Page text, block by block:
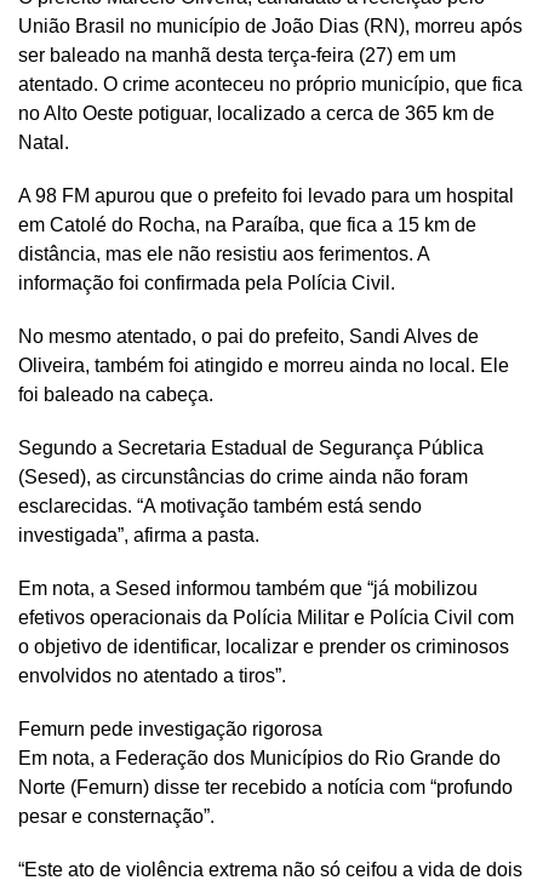
União Brasil no município de João Dias (RN), morreu após
ser baleado na manhã desta terça-feira (27) em um
atentado. O crime aconteceu no próprio município, que fica
no Alto Oeste potiguar, localizado a cerca de 365 km de
Natal.
A 98 FM apurou que o prefeito foi levado para um hospital
em Catolé do Rocha, na Paraíba, que fica a 15 km de
distância, mas ele não resistiu aos ferimentos. A
informação foi confirmada pela Polícia Civil.
No mesmo atentado, o pai do prefeito, Sandi Alves de
Oliveira, também foi atingido e morreu ainda no local. Ele
foi baleado na cabeça.
Segundo a Secretaria Estadual de Segurança Pública
(Sesed), as circunstâncias do crime ainda não foram
esclarecidas. “A motivação também está sendo
investigada”, afirma a pasta.
Em nota, a Sesed informou também que “já mobilizou
efetivos operacionais da Polícia Militar e Polícia Civil com
o objetivo de identificar, localizar e prender os criminosos
envolvidos no atentado a tiros”.
Femurn pede investigação rigorosa
Em nota, a Federação dos Municípios do Rio Grande do
Norte (Femurn) disse ter recebido a notícia com “profundo
pesar e consternação”.
“Este ato de violência extrema não só ceifou a vida de dois